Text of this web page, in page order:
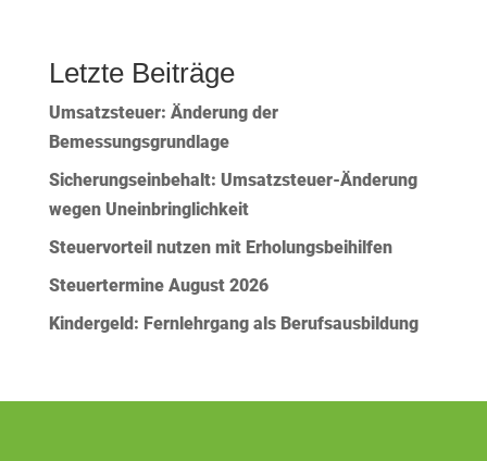
Letzte Beiträge
Umsatzsteuer: Änderung der
Bemessungsgrundlage
Sicherungseinbehalt: Umsatzsteuer-Änderung
wegen Uneinbringlichkeit
Steuervorteil nutzen mit Erholungsbeihilfen
Steuertermine August 2026
Kindergeld: Fernlehrgang als Berufsausbildung